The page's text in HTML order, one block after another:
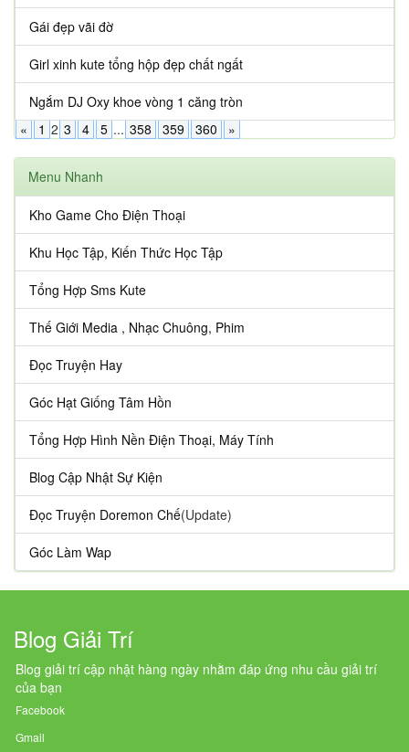
Gái đẹp vãi đờ
Girl xinh kute tổng hộp đẹp chất ngất
Ngắm DJ Oxy khoe vòng 1 căng tròn
«
1 2 3 4 5 ... 358 359 360 »
Menu Nhanh
Kho Game Cho Điện Thoại
Khu Học Tập, Kiến Thức Học Tập
Tổng Hợp Sms Kute
Thế Giới Media , Nhạc Chuông, Phim
Đọc Truyện Hay
Góc Hạt Giống Tâm Hồn
Tổng Hợp Hình Nền Điện Thoại, Máy Tính
Blog Cập Nhật Sự Kiện
Đọc Truyện Doremon Chế(Update)
Góc Làm Wap
Blog Giải Trí
Blog giải trí cập nhật hàng ngày nhằm đáp ứng nhu cầu giải trí
của bạn
Facebook
Gmail